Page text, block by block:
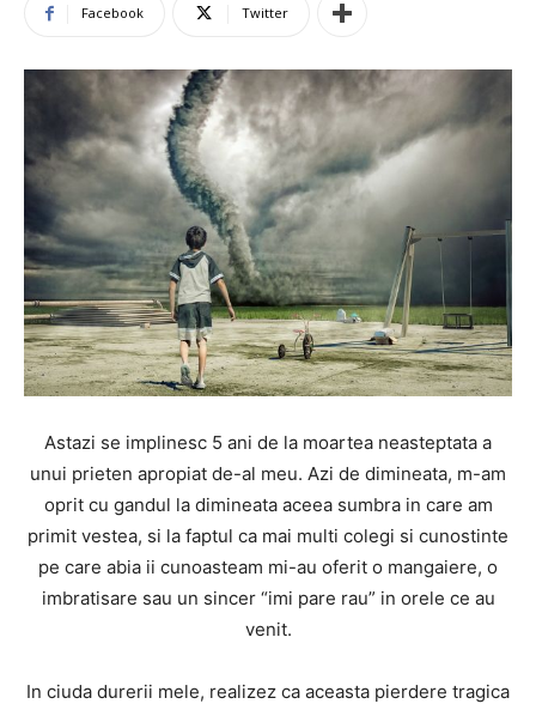
Facebook Twitter
Astazi se implinesc 5 ani de la moartea neasteptata a
unui prieten apropiat de-al meu. Azi de dimineata, m-am
oprit cu gandul la dimineata aceea sumbra in care am
primit vestea, si la faptul ca mai multi colegi si cunostinte
pe care abia ii cunoasteam mi-au oferit o mangaiere, o
imbratisare sau un sincer “imi pare rau” in orele ce au
venit.
In ciuda durerii mele, realizez ca aceasta pierdere tragica